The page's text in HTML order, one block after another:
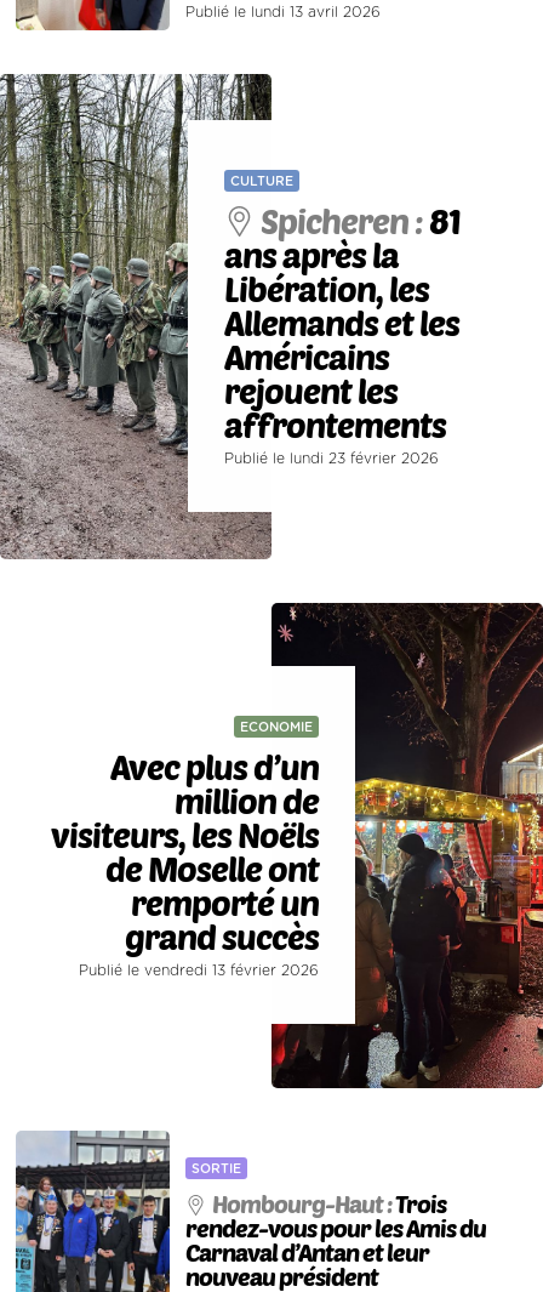
Publié le lundi 13 avril 2026
CULTURE
Spicheren :81
ans après la
Libération, les
Allemands et les
Américains
rejouent les
affrontements
Publié le lundi 23 février 2026
ECONOMIE
Avec plus d’un
million de
visiteurs, les Noëls
de Moselle ont
remporté un
grand succès
Publié le vendredi 13 février 2026
SORTIE
Hombourg-Haut :Trois
rendez-vous pour les Amis du
Carnaval d’Antan et leur
nouveau président